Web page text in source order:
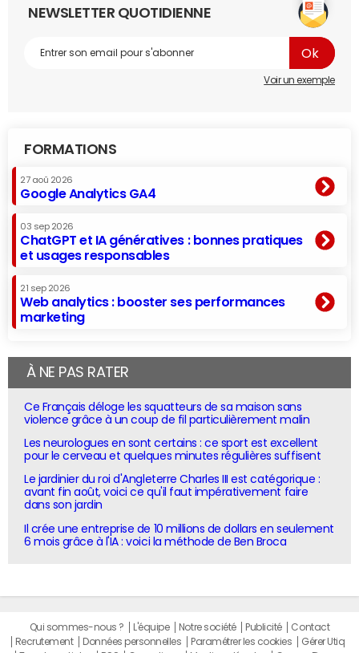
NEWSLETTER QUOTIDIENNE
Voir un exemple
FORMATIONS
27 aoû 2026
Google Analytics GA4
03 sep 2026
ChatGPT et IA génératives : bonnes pratiques
et usages responsables
21 sep 2026
Web analytics : booster ses performances
marketing
À NE PAS RATER
Ce Français déloge les squatteurs de sa maison sans
violence grâce à un coup de fil particulièrement malin
Les neurologues en sont certains : ce sport est excellent
pour le cerveau et quelques minutes régulières suffisent
Le jardinier du roi d'Angleterre Charles III est catégorique :
avant fin août, voici ce qu'il faut impérativement faire
dans son jardin
Il crée une entreprise de 10 millions de dollars en seulement
6 mois grâce à l'IA : voici la méthode de Ben Broca
Qui sommes-nous ? L'équipe Notre société Publicité
Contact
Recrutement
Données personnelles Paramétrer les cookies
Gérer Utiq